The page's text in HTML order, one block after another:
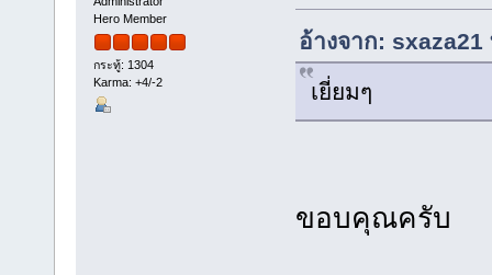
Hero Member
กระทู้: 1304
Karma: +4/-2
อ้างจาก:
เยี่ยมๆ
ขอบคุณครับ